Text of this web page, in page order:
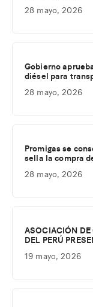
28 mayo, 2026
Gobierno
diésel para
28 mayo, 2026
Promigas se
sella la compra
28 mayo, 2026
ASOCIACIÓN DE
DEL PERÚ
19 mayo, 2026